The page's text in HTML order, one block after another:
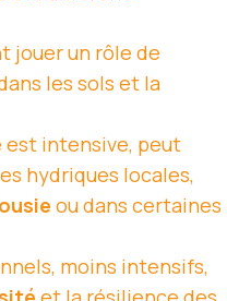
jouer un rôle de
les sols et la
est intensive, peut
hydriques locales,
ou dans certaines
moins intensifs,